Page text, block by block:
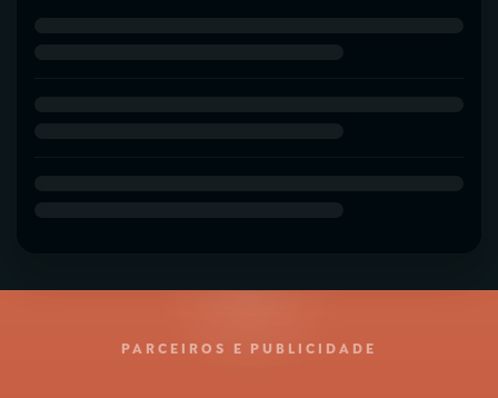
PARCEIROS E PUBLICIDADE